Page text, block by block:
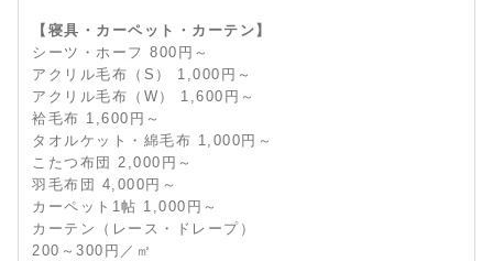
【寝具・カーペット・カーテン】
シーツ・ホーフ 800円～
アクリル毛布（S） 1,000円～
アクリル毛布（W） 1,600円～
袷毛布 1,600円～
タオルケット・綿毛布 1,000円～
こたつ布団 2,000円～
羽毛布団 4,000円～
カーペット1帖 1,000円～
カーテン（レース・ドレープ）
200～300円／㎡